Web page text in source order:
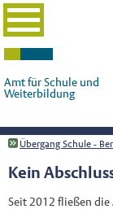
Amt für Schule und
Weiterbildung
Übergang Schule -
Kein
Seit 2012 fließen